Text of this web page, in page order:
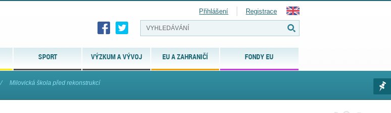
SPORT VÝZKUM A VÝVOJ EU A ZAHRANIČÍ FONDY EU
Přihlášení Registrace
⁄ Milovická škola před rekonstrukcí